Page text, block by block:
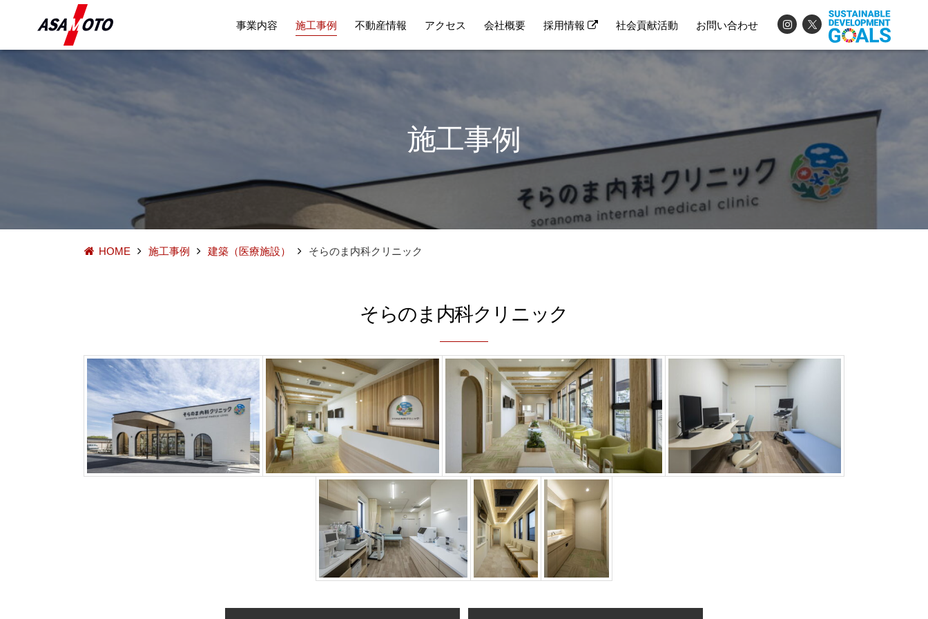
事業内容 施工事例 不動産情報 アクセス 会社概要 採用情報 社会貢献活動 お問い合わせ
施工事例
HOME 施工事例 建築（医療施設） そらのま内科クリニック
そらのま内科クリニック